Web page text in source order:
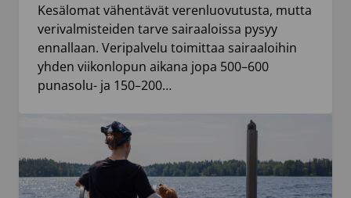
Kesälomat vähentävät verenluovutusta, mutta
verivalmisteiden tarve sairaaloissa pysyy
ennallaan. Veripalvelu toimittaa sairaaloihin
yhden viikonlopun aikana jopa 500–600
punasolu- ja 150–200…